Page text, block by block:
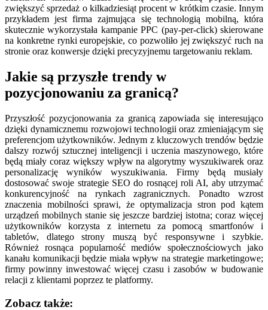
zwiększyć sprzedaż o kilkadziesiąt procent w krótkim czasie. Innym
przykładem jest firma zajmująca się technologią mobilną, która
skutecznie wykorzystała kampanie PPC (pay-per-click) skierowane
na konkretne rynki europejskie, co pozwoliło jej zwiększyć ruch na
stronie oraz konwersje dzięki precyzyjnemu targetowaniu reklam.
Jakie są przyszłe trendy w
pozycjonowaniu za granicą?
Przyszłość pozycjonowania za granicą zapowiada się interesująco
dzięki dynamicznemu rozwojowi technologii oraz zmieniającym się
preferencjom użytkowników. Jednym z kluczowych trendów będzie
dalszy rozwój sztucznej inteligencji i uczenia maszynowego, które
będą miały coraz większy wpływ na algorytmy wyszukiwarek oraz
personalizację wyników wyszukiwania. Firmy będą musiały
dostosować swoje strategie SEO do rosnącej roli AI, aby utrzymać
konkurencyjność na rynkach zagranicznych. Ponadto wzrost
znaczenia mobilności sprawi, że optymalizacja stron pod kątem
urządzeń mobilnych stanie się jeszcze bardziej istotna; coraz więcej
użytkowników korzysta z internetu za pomocą smartfonów i
tabletów, dlatego strony muszą być responsywne i szybkie.
Również rosnąca popularność mediów społecznościowych jako
kanału komunikacji będzie miała wpływ na strategie marketingowe;
firmy powinny inwestować więcej czasu i zasobów w budowanie
relacji z klientami poprzez te platformy.
Zobacz także: